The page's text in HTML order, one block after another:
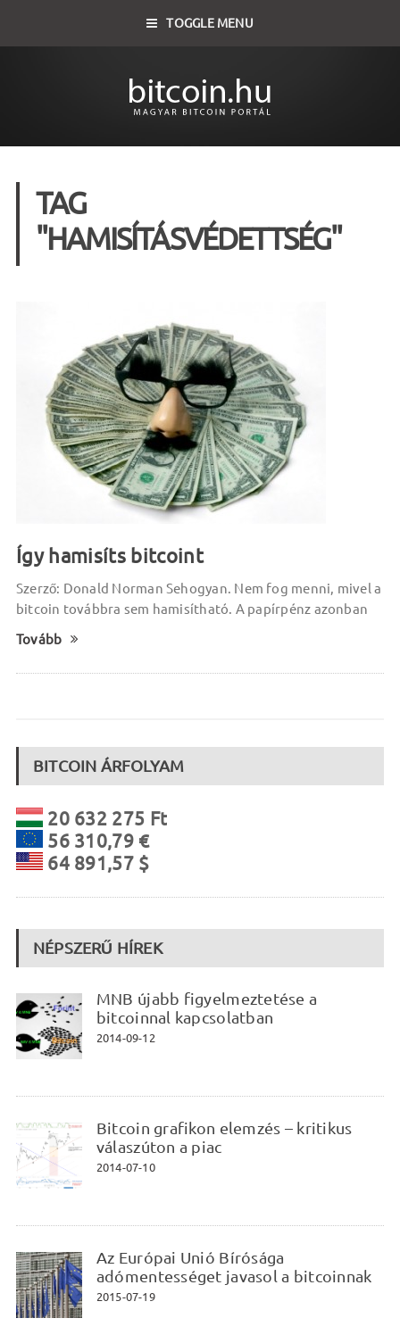
TOGGLE MENU
TAG
"HAMISÍTÁSVÉDETTSÉG"
Így hamisíts bitcoint
Szerző: Donald Norman Sehogyan. Nem fog menni, mivel a
bitcoin továbbra sem hamisítható. A papírpénz azonban
Tovább
BITCOIN ÁRFOLYAM
20 632 275 Ft
56 310,79 €
64 891,57 $
NÉPSZERŰ HÍREK
MNB újabb figyelmeztetése a
bitcoinnal kapcsolatban
2014-09-12
Bitcoin grafikon elemzés – kritikus
válaszúton a piac
2014-07-10
Az Európai Unió Bírósága
adómentességet javasol a bitcoinnak
2015-07-19